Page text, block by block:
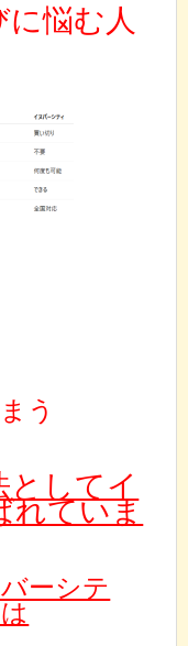
に悩む人
う
としてイ
れていま
ーシテ